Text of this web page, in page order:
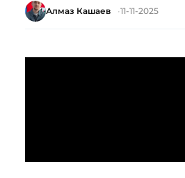
Алмаз Кашаев 11-11-2025